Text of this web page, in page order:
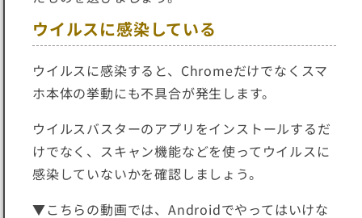
ウイルスに感染している
ウイルスに感染すると、Chromeだけでなく スマ
ホ本体の挙動にも不具合が発生します。
ウイルスバスターのアプリをインストールするだ
けでなく、スキャン機能などを使ってウイルスに
感染していないかを確認しましょう。
▼こちらの動画では、Androidでやってはいけな